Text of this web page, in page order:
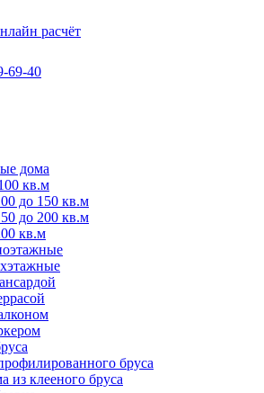
расчёт
69-40
дома
кв.м
до 150 кв.м
до 200 кв.м
кв.м
бруса
из клееного бруса